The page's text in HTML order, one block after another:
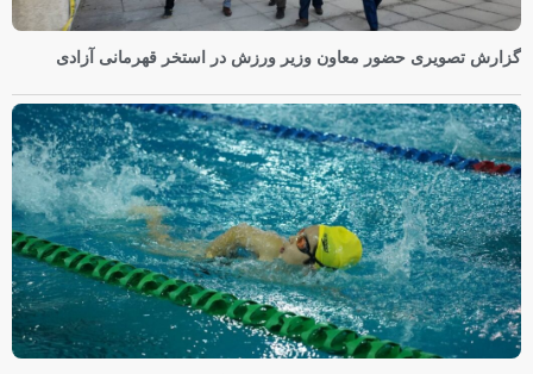
گزارش تصویری حضور معاون وزیر ورزش در استخر قهرمانی آزادی